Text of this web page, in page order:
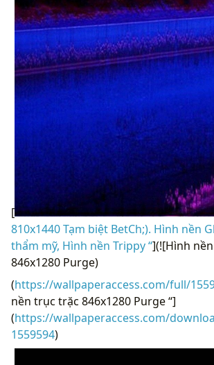
810x1440 Tạm biệt BetCh;). Hình nền
thẩm mỹ, Hình nền Trippy “ ](![Hình
846x1280 Purge)
(https://wallpaperaccess.com/full/
nền trục trặc 846x1280 Purge “]
(https://wallpaperaccess.com/
1559594)